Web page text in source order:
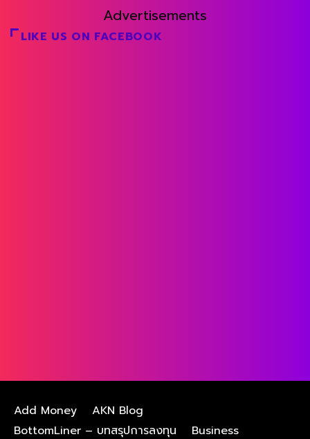
Advertisements
LIKE US ON FACEBOOK
Add Money
AKN Blog
BottomLiner – บทสรุปการลงทุน
Business